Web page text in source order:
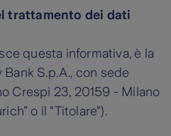
trattamento dei dati
questa informativa, è la
S.p.A., con sede
Crespi 23, 20159 - Milano
o il “Titolare”).